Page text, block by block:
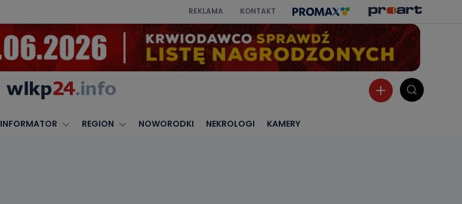
REKLAMA KONTAKT
INFORMATOR REGION NOWORODKI NEKROLOGI KAMERY